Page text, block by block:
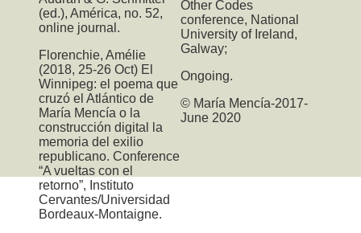
(ed.), América, no. 52,
online journal.
Florenchie, Amélie
(2018, 25-26 Oct) El
Winnipeg: el poema que
cruzó el Atlántico de
María Mencía o la
construcción digital la
memoria del exilio
republicano. Conference
“A vueltas con el
retorno”, Instituto
Cervantes/Universidad
Bordeaux-Montaigne.
Other Codes
conference, National
University of Ireland,
Galway;
Ongoing.
© María Mencía-2017-
June 2020